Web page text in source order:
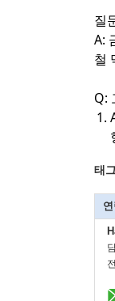
질
A:
철
Q:
태